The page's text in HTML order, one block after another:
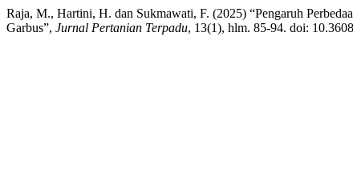
Raja, M., Hartini, H. dan Sukmawati, F. (2025) “Pengaruh
Garbus”, Jurnal Pertanian Terpadu, 13(1), hlm. 85-94. doi: